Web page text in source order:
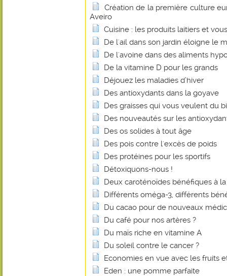
Création de la première culture
Aveiro
Cuisine : les produits laitiers et vous
De l'ail dans son jardin éloigne le
De l'avoine dans des aliments
De la vitamine D pour les grands
Déjouez les maladies d’hiver
Des antioxydants dans la goyave
Des graisses qui vous veulent du
Des nouveautés sur les
Des os solides à tout âge
Des pois contre l'excès de poids
Des protéines pour les sportifs
Détoxiquons-nous !
Deux caroténoïdes bénéfiques à
Différents oméga-3, différents
Du cacao pour de nouveaux
Du café pour nos artères ?
Du maïs riche en vitamine A
Du soleil contre le cancer ?
Economies en vue avec les fruits
Eden : une pomme parfaite